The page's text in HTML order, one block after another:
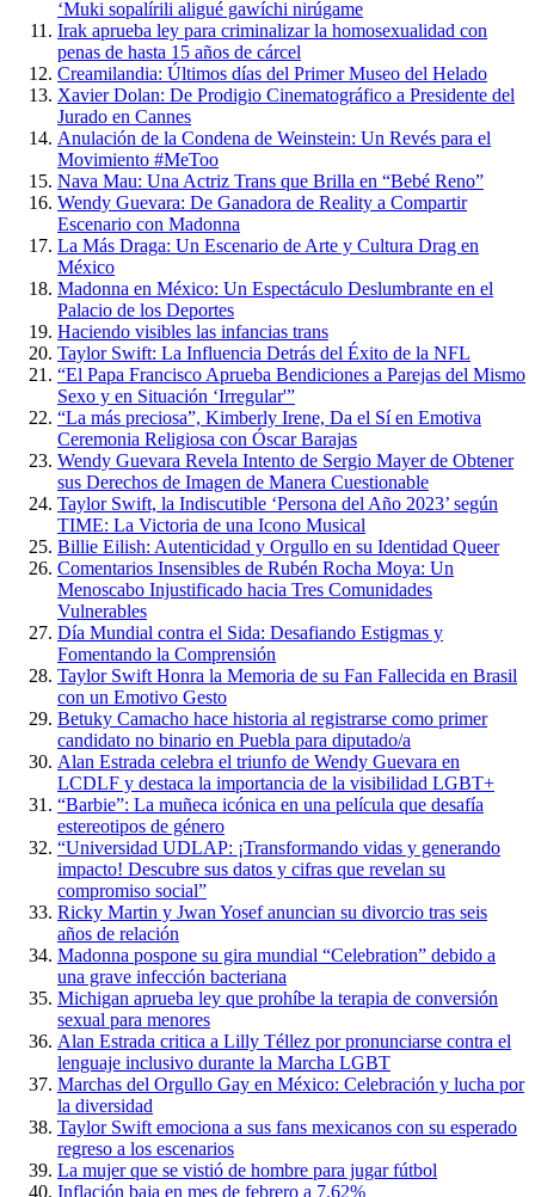
‘Muki sopalírili aligué gawíchi nirúgame
Irak aprueba ley para criminalizar la homosexualidad con
penas de hasta 15 años de cárcel
Creamilandia: Últimos días del Primer Museo del Helado
Xavier Dolan: De Prodigio Cinematográfico a Presidente del
Jurado en Cannes
Anulación de la Condena de Weinstein: Un Revés para el
Movimiento #MeToo
Nava Mau: Una Actriz Trans que Brilla en “Bebé Reno”
Wendy Guevara: De Ganadora de Reality a Compartir
Escenario con Madonna
La Más Draga: Un Escenario de Arte y Cultura Drag en
México
Madonna en México: Un Espectáculo Deslumbrante en el
Palacio de los Deportes
Haciendo visibles las infancias trans
Taylor Swift: La Influencia Detrás del Éxito de la NFL
“El Papa Francisco Aprueba Bendiciones a Parejas del Mismo
Sexo y en Situación ‘Irregular'”
“La más preciosa”, Kimberly Irene, Da el Sí en Emotiva
Ceremonia Religiosa con Óscar Barajas
Wendy Guevara Revela Intento de Sergio Mayer de Obtener
sus Derechos de Imagen de Manera Cuestionable
Taylor Swift, la Indiscutible ‘Persona del Año 2023’ según
TIME: La Victoria de una Icono Musical
Billie Eilish: Autenticidad y Orgullo en su Identidad Queer
Comentarios Insensibles de Rubén Rocha Moya: Un
Menoscabo Injustificado hacia Tres Comunidades
Vulnerables
Día Mundial contra el Sida: Desafiando Estigmas y
Fomentando la Comprensión
Taylor Swift Honra la Memoria de su Fan Fallecida en Brasil
con un Emotivo Gesto
Betuky Camacho hace historia al registrarse como primer
candidato no binario en Puebla para diputado/a
Alan Estrada celebra el triunfo de Wendy Guevara en
LCDLF y destaca la importancia de la visibilidad LGBT+
“Barbie”: La muñeca icónica en una película que desafía
estereotipos de género
“Universidad UDLAP: ¡Transformando vidas y generando
impacto! Descubre sus datos y cifras que revelan su
compromiso social”
Ricky Martin y Jwan Yosef anuncian su divorcio tras seis
años de relación
Madonna pospone su gira mundial “Celebration” debido a
una grave infección bacteriana
Michigan aprueba ley que prohíbe la terapia de conversión
sexual para menores
Alan Estrada critica a Lilly Téllez por pronunciarse contra el
lenguaje inclusivo durante la Marcha LGBT
Marchas del Orgullo Gay en México: Celebración y lucha por
la diversidad
Taylor Swift emociona a sus fans mexicanos con su esperado
regreso a los escenarios
La mujer que se vistió de hombre para jugar fútbol
Inflación baja en mes de febrero a 7.62%